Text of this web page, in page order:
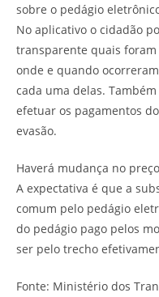
sobre o pedágio
No aplicativo o cidadão
transparente quais foram
onde e quando
cada uma delas.
efetuar os pagamentos
evasão.
Haverá mudança no
A expectativa é que a
comum pelo pedágio
do pedágio pago pelos
ser pelo trecho
Fonte: Ministério dos